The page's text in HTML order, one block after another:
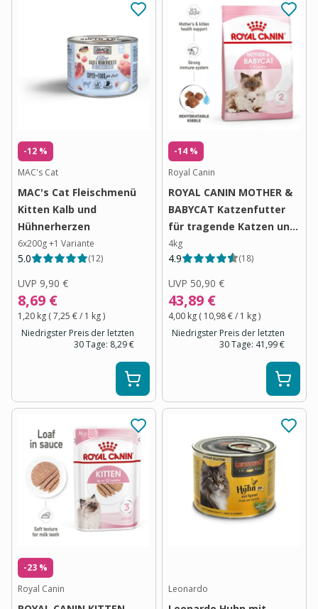
-12 %
MAC's Cat
MAC's Cat Fleischmenü
Kitten Kalb und
Hühnerherzen
6x200g+1 Variante
5.0 (12)
UVP 9,90 €
8,69 €
1,20 kg (7,25 €/ 1 kg)
Niedrigster Preis der letzten
30 Tage: 8,29 €
-14 %
Royal Canin
ROYAL CANIN MOTHER &
BABYCAT Katzenfutter
für tragende Katzen und
Kitten
4kg
4.9 (18)
UVP 50,90 €
43,89 €
4,00 kg ( 10,98 €/ 1 kg)
Niedrigster Preis der letzten
30 Tage: 41,99 €
-23 %
Royal Canin
Leonardo